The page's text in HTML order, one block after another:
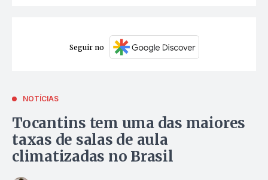
Seguir no
NOTÍCIAS
Tocantins tem uma das maiores
taxas de salas de aula
climatizadas no Brasil